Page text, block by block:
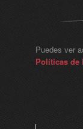
Puedes ver
Políticas de